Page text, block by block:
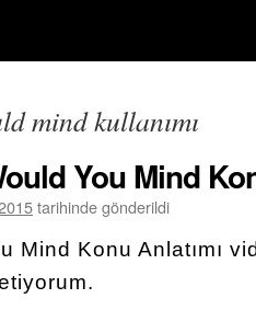
mind kullanımı
You Mind
tarihinde gönderildi
Mind Konu Anlatımı